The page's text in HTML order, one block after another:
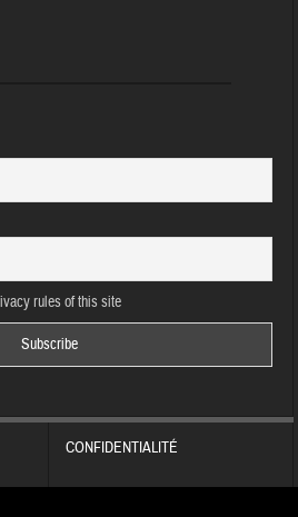
rules of this site
CONFIDENTIALITÉ